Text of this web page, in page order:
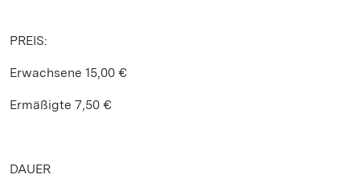
PREIS:
Erwachsene 15,00 €
Ermäßigte 7,50 €
DAUER